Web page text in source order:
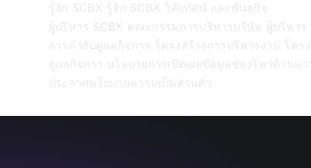
รู้จัก SCBX รู้จัก SCBX วิสัยทัศน์ และพันธกิจ
ผู้บริหาร SCBX คณะกรรมการบริหารบริษัท ผู้บริหาร
การกำกับดูแลกิจการ โครงสร้างการบริหารงาน โคร
ดูแลกิจการ นโยบายการเปิดเผยข้อมูลช่องโหว่ด้านค
ประกาศนโยบายความเป็นส่วนตัว